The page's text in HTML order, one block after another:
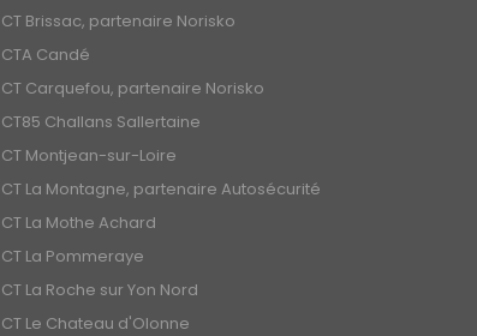
CT Brissac, partenaire Norisko
CTA Candé
CT Carquefou, partenaire Norisko
CT85 Challans Sallertaine
CT Montjean-sur-Loire
CT La Montagne, partenaire Autosécurité
CT La Mothe Achard
CT La Pommeraye
CT La Roche sur Yon Nord
CT Le Chateau d'Olonne